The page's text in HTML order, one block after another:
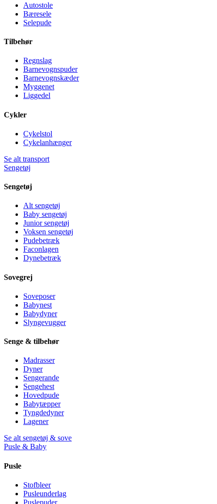
Autostole
Bæresele
Selepude
Tilbehør
Regnslag
Barnevognspuder
Barnevognskæder
Myggenet
Liggedel
Cykler
Cykelstol
Cykelanhænger
Se alt transport
Sengetøj
Sengetøj
Alt sengetøj
Baby sengetøj
Junior sengetøj
Voksen sengetøj
Pudebetræk
Faconlagen
Dynebetræk
Sovegrej
Soveposer
Babynest
Babydyner
Slyngevugger
Senge & tilbehør
Madrasser
Dyner
Sengerande
Sengehest
Hovedpude
Babytæpper
Tyngdedyner
Lagener
Se alt sengetøj & sove
Pusle & Baby
Pusle
Stofbleer
Pusleunderlag
Puslepuder